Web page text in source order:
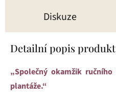
Diskuze
Detailní popis
„Společný okamžik
plantáže.“